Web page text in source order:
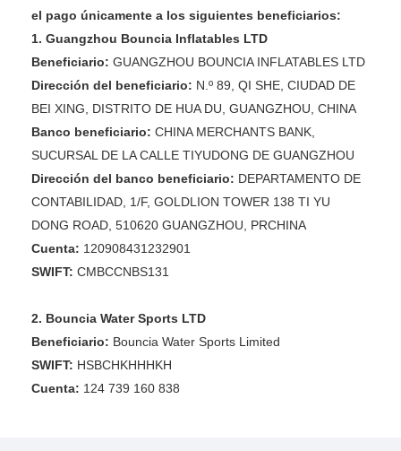
el pago únicamente a los siguientes beneficiarios:
1. Guangzhou Bouncia Inflatables LTD
Beneficiario: GUANGZHOU BOUNCIA INFLATABLES LTD
Dirección del beneficiario: N.º 89, QI SHE, CIUDAD DE
BEI ​​XING, DISTRITO DE HUA DU, GUANGZHOU, CHINA
Banco beneficiario: CHINA MERCHANTS BANK,
SUCURSAL DE LA CALLE TIYUDONG DE GUANGZHOU
Dirección del banco beneficiario: DEPARTAMENTO DE
CONTABILIDAD, 1/F, GOLDLION TOWER 138 TI YU
DONG ROAD, 510620 GUANGZHOU, PRCHINA
Cuenta: 120908431232901
SWIFT: CMBCCNBS131
2. Bouncia Water Sports LTD
Beneficiario: Bouncia Water Sports Limited
SWIFT: HSBCHKHHHKH
Cuenta: 124 739 160 838